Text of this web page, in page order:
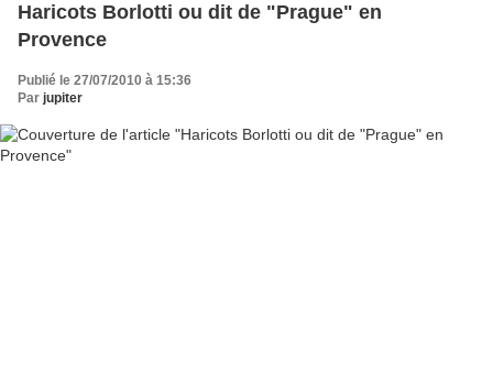
Haricots Borlotti ou dit de "Prague" en
Provence
Publié le 27/07/2010 à 15:36
Par jupiter